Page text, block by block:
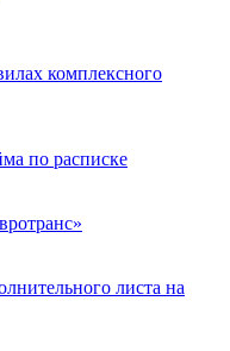
комплексного
по расписке
листа на